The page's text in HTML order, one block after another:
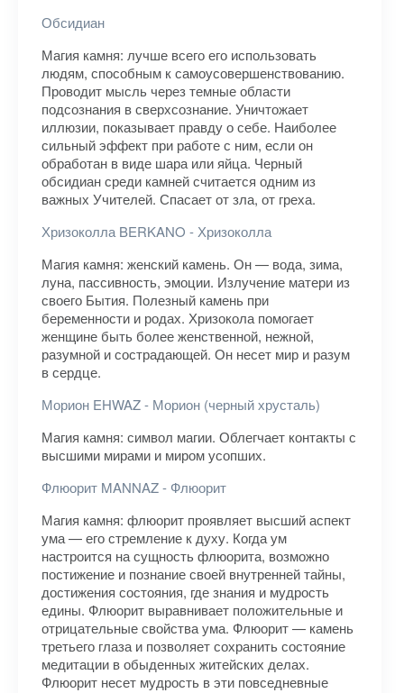
Обсидиан
Магия камня: лучше всего его использовать
людям, способным к самоусовершенствованию.
Проводит мысль через темные области
подсознания в сверхсознание. Уничтожает
иллюзии, показывает правду о себе. Наиболее
сильный эффект при работе с ним, если он
обработан в виде шара или яйца. Черный
обсидиан среди камней считается одним из
важных Учителей. Спасает от зла, от греха.
Хризоколла BERKANO - Хризоколла
Магия камня: женский камень. Он — вода, зима,
луна, пассивность, эмоции. Излучение матери из
своего Бытия. Полезный камень при
беременности и родах. Хризокола помогает
женщине быть более женственной, нежной,
разумной и сострадающей. Он несет мир и разум
в сердце.
Морион EHWAZ - Морион (черный хрусталь)
Магия камня: символ магии. Облегчает контакты с
высшими мирами и миром усопших.
Флюорит MANNAZ - Флюорит
Магия камня: флюорит проявляет высший аспект
ума — его стремление к духу. Когда ум
настроится на сущность флюорита, возможно
постижение и познание своей внутренней тайны,
достижения состояния, где знания и мудрость
едины. Флюорит выравнивает положительные и
отрицательные свойства ума. Флюорит — камень
третьего глаза и позволяет сохранить состояние
медитации в обыденных житейских делах.
Флюорит несет мудрость в эти повседневные